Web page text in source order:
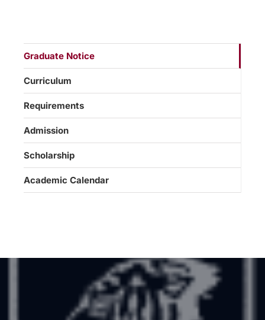
Graduate Notice
Curriculum
Requirements
Admission
Scholarship
Academic Calendar